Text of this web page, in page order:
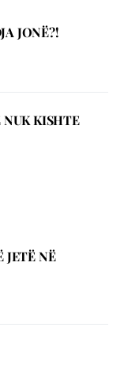
JONË?!
NUK KISHTE
JETЁ NЁ